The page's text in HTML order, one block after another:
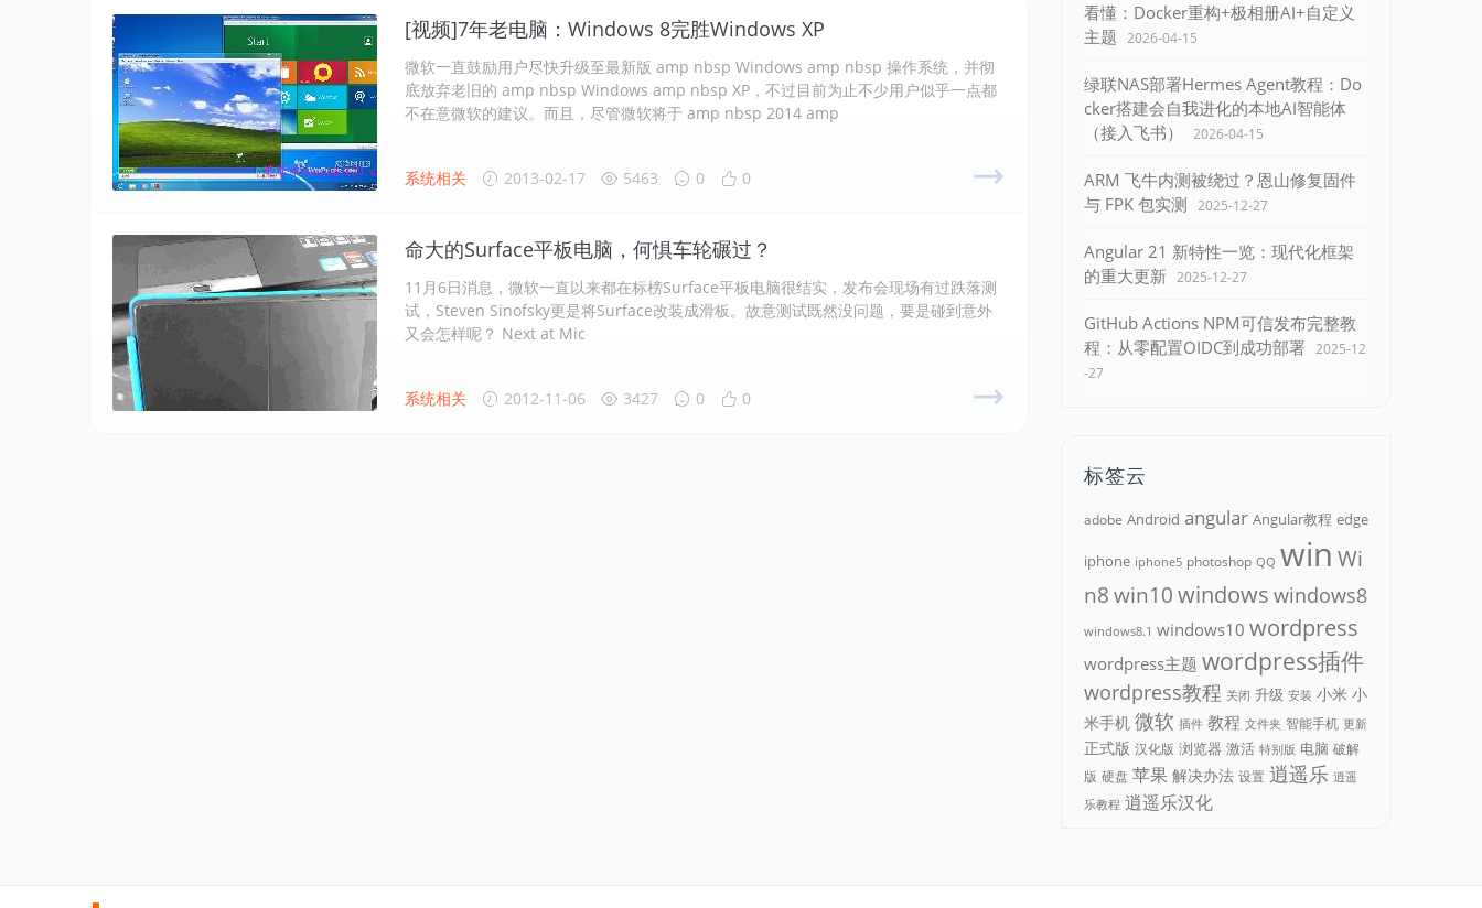
[视频]7年老电脑：Windows 8完胜Windows XP
微软一直鼓励用户尽快升级至最新版 amp nbsp Windows amp nbsp 操作系统，并彻
底放弃老旧的 amp nbsp Windows amp nbsp XP，不过目前为止不少用户似乎一点都
不在意微软的建议。而且，尽管微软将于 amp nbsp 2014 amp
系统相关 2013-02-17 5463 0 0
命大的Surface平板电脑，何惧车轮碾过？
11月6日消息，微软一直以来都在标榜Surface平板电脑很结实，发布会现场有过跌落测
试，Steven Sinofsky更是将Surface改装成滑板。故意测试既然没问题，要是碰到意外
又会怎样呢？ Next at Mic
系统相关 2012-11-06 3427 0 0
看懂：Docker重构+极相册AI+自定义
主题 2026-04-15
绿联NAS部署Hermes Agent教程：Do
cker搭建会自我进化的本地AI智能体
（接入飞书）
2026-04-15
ARM 飞牛内测被绕过？恩山修复固件
与 FPK 包实测 2025-12-27
Angular 21 新特性一览：现代化框架
的重大更新 2025-12-27
GitHub Actions NPM可信发布完整教
程：从零配置OIDC到成功部署 2025-12
-27
标签云
adobe Android angular Angular教程 edge
iphone iphone5 photoshop QQ win Wi
n8win10windows windows8
windows8.1 windows10 wordpress
wordpress主题 wordpress插件
wordpress教程 关闭 升级 安装 小米 小
米手机 微软 插件 教程 文件夹 智能手机 更新
正式版 汉化版 浏览器 激活 特别版 电脑 破解
版 硬盘 苹果 解决办法 设置 逍遥乐 逍遥
乐教程 逍遥乐汉化